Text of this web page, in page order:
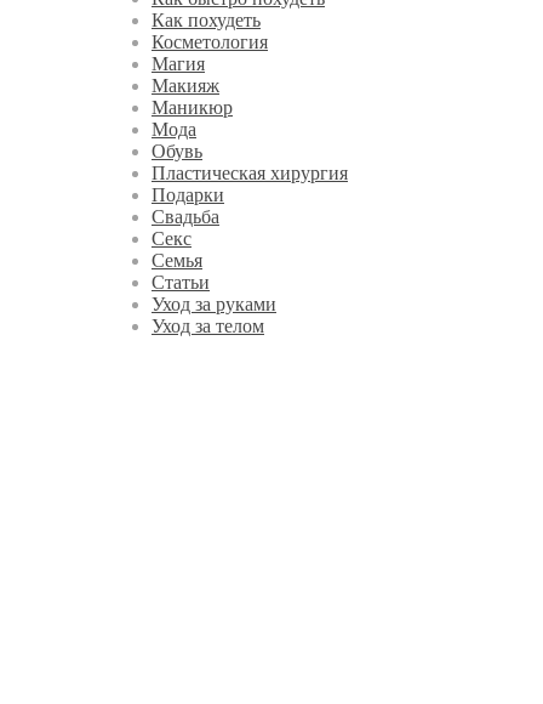
Как похудеть
Косметология
Магия
Макияж
Маникюр
Мода
Обувь
Пластическая хирургия
Подарки
Свадьба
Секс
Семья
Статьи
Уход за руками
Уход за телом